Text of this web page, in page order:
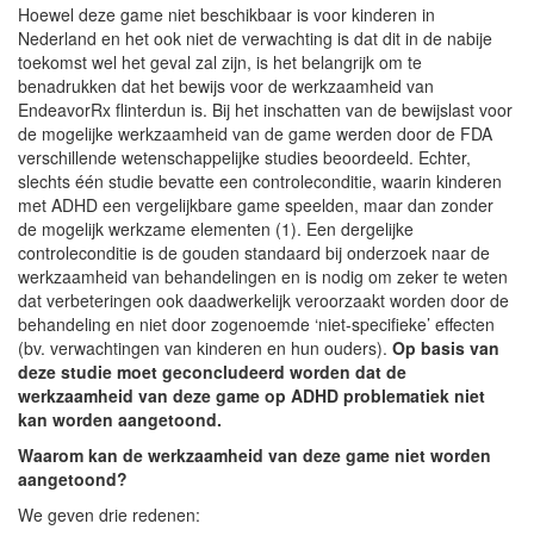
Hoewel deze game niet beschikbaar is voor kinderen in
Nederland en het ook niet de verwachting is dat dit in de nabije
toekomst wel het geval zal zijn, is het belangrijk om te
benadrukken dat het bewijs voor de werkzaamheid van
EndeavorRx flinterdun is. Bij het inschatten van de bewijslast voor
de mogelijke werkzaamheid van de game werden door de FDA
verschillende wetenschappelijke studies beoordeeld. Echter,
slechts één studie bevatte een controleconditie, waarin kinderen
met ADHD een vergelijkbare game speelden, maar dan zonder
de mogelijk werkzame elementen (1). Een dergelijke
controleconditie is de gouden standaard bij onderzoek naar de
werkzaamheid van behandelingen en is nodig om zeker te weten
dat verbeteringen ook daadwerkelijk veroorzaakt worden door de
behandeling en niet door zogenoemde ‘niet-specifieke’ effecten
(bv. verwachtingen van kinderen en hun ouders). Op basis van
deze studie moet geconcludeerd worden dat de
werkzaamheid van deze game op ADHD problematiek niet
kan worden aangetoond.
Waarom kan de werkzaamheid van deze game niet worden
aangetoond?
We geven drie redenen: